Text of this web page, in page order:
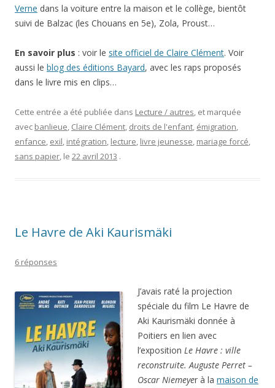
Verne dans la voiture entre la maison et le collège, bientôt
suivi de Balzac (les Chouans en 5e), Zola, Proust…
En savoir plus : voir le site officiel de Claire Clément. Voir
aussi le blog des éditions Bayard, avec les raps proposés
dans le livre mis en clips…
Cette entrée a été publiée dans Lecture / autres, et marquée
avec banlieue, Claire Clément, droits de l'enfant, émigration,
enfance, exil, intégration, lecture, livre jeunesse, mariage forcé,
sans papier, le 22 avril 2013 .
Le Havre de Aki Kaurismäki
6 réponses
J’avais raté la projection
spéciale du film Le Havre de
Aki Kaurismäki donnée à
Poitiers en lien avec
l’exposition Le Havre : ville
reconstruite. Auguste Perret –
Oscar Niemeyer à la maison de